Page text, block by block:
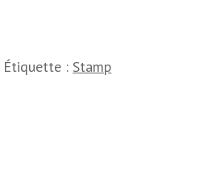
Étiquette : Stamp